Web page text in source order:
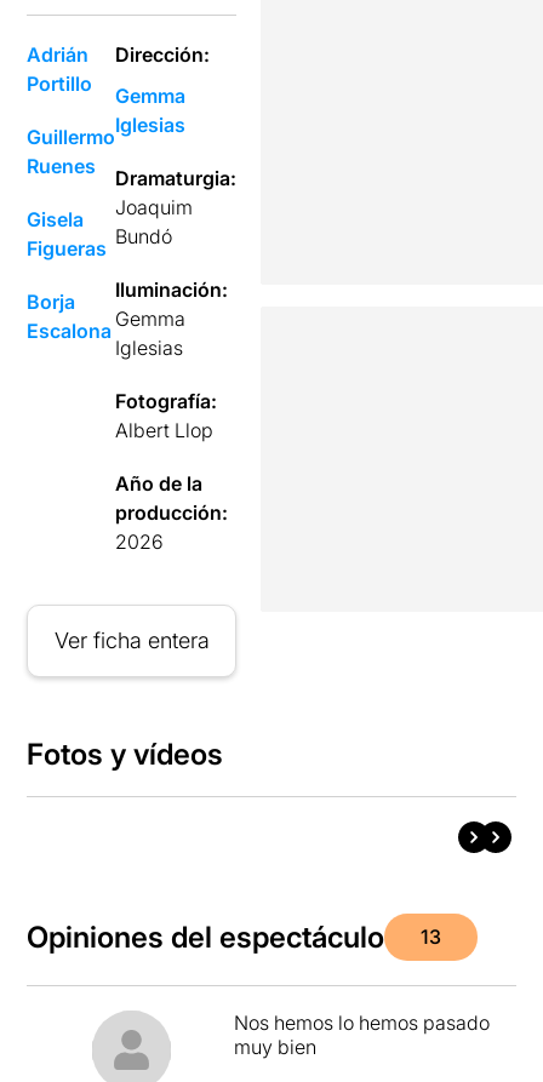
Adrián
Portillo
Guillermo
Ruenes
Gisela
Figueras
Borja
Escalona
Dirección:
Gemma
Iglesias
Dramaturgia:
Joaquim
Bundó
Iluminación:
Gemma
Iglesias
Fotografía:
Albert Llop
Año de la
producción:
2026
Ver ficha entera
Fotos y vídeos
Opiniones del espectáculo 13
Nos hemos lo hemos pasado
muy bien